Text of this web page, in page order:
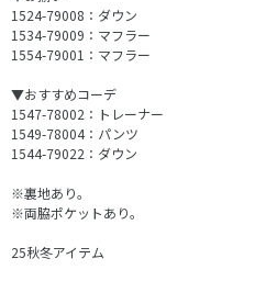
1524-79008：ダウン
1534-79009：マフラー
1554-79001：マフラー
▼おすすめコーデ
1547-78002：トレーナー
1549-78004：パンツ
1544-79022：ダウン
※裏地あり。
※両脇ポケットあり。
25秋冬アイテム